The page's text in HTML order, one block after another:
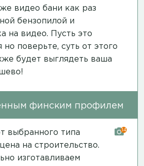
видео бани как раз
бензопилой и
на видео. Пусть это
но поверьте, суть от этого
будет выглядеть ваша
финским профилем
выбранного типа
на строительство.
изготавливаем
14